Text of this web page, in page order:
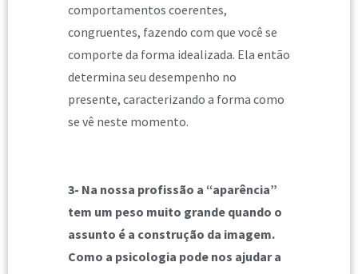
comportamentos coerentes,
congruentes, fazendo com que você se
comporte da forma idealizada. Ela então
determina seu desempenho no
presente, caracterizando a forma como
se vê neste momento.
3- Na nossa profissão a “aparência”
tem um peso muito grande quando o
assunto é a construção da imagem.
Como a psicologia pode nos ajudar a